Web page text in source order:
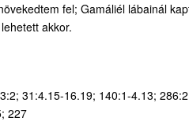
fel; Gamáliél lábainál
akkor.
31:4.15-16.19; 140:1-4.13;
227